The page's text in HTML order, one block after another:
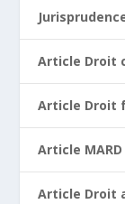
Article Droit
Article Droit
Article MARD
Article Droit